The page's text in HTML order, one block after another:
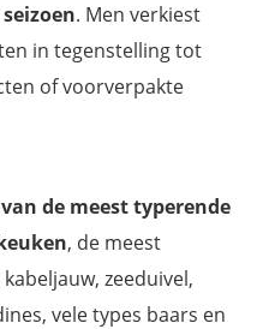
. Men verkiest
in tegenstelling tot
of voorverpakte
de meest typerende
, de meest
zeeduivel,
vele types baars en